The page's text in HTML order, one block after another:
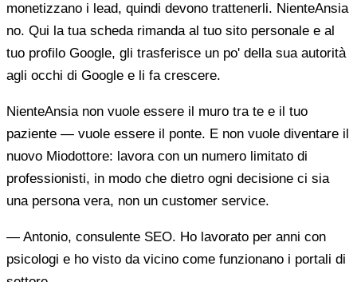
monetizzano i lead, quindi devono trattenerli. NienteAnsia
no. Qui la tua scheda rimanda al tuo sito personale e al
tuo profilo Google, gli trasferisce un po' della sua autorità
agli occhi di Google e li fa crescere.
NienteAnsia non vuole essere il muro tra te e il tuo
paziente — vuole essere il ponte. E non vuole diventare il
nuovo Miodottore: lavora con un numero limitato di
professionisti, in modo che dietro ogni decisione ci sia
una persona vera, non un customer service.
— Antonio, consulente SEO. Ho lavorato per anni con
psicologi e ho visto da vicino come funzionano i portali di